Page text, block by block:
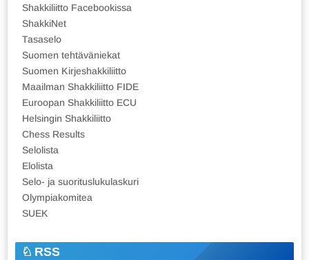
Shakkiliitto Facebookissa
ShakkiNet
Tasaselo
Suomen tehtäväniekat
Suomen Kirjeshakkiliitto
Maailman Shakkiliitto FIDE
Euroopan Shakkiliitto ECU
Helsingin Shakkiliitto
Chess Results
Selolista
Elolista
Selo- ja suorituslukulaskuri
Olympiakomitea
SUEK
RSS